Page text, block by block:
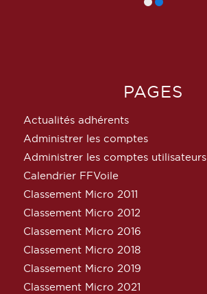
PAGES
Actualités adhérents
Administrer les comptes
Administrer les comptes utilisateurs
Calendrier FFVoile
Classement Micro 2011
Classement Micro 2012
Classement Micro 2016
Classement Micro 2018
Classement Micro 2019
Classement Micro 2021